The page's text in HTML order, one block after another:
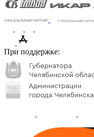
При поддержке: